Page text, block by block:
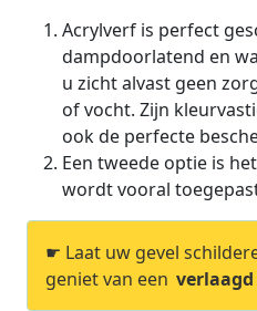
Acrylverf is perfect
dampdoorlatend en
u zicht alvast geen
of vocht. Zijn
ook de perfecte
Een tweede optie is
wordt vooral
☛ Laat uw gevel
geniet van een